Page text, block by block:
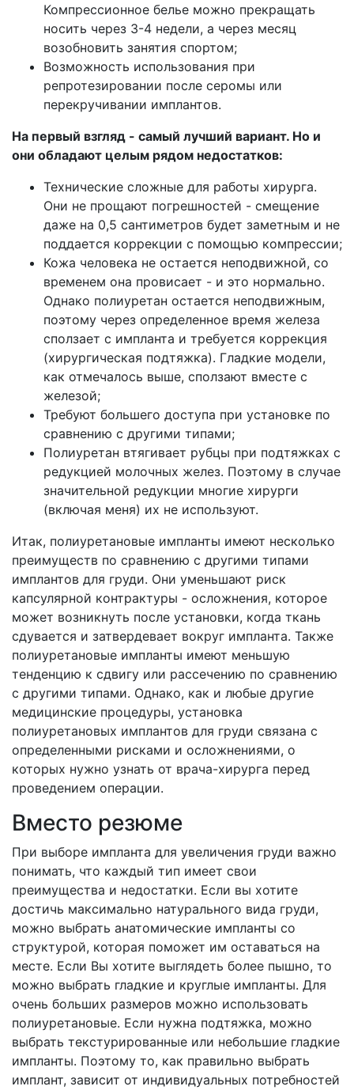
Компрессионное белье можно прекращать
носить через 3-4 недели, а через месяц
возобновить занятия спортом;
Возможность использования при
репротезировании после серомы или
перекручивании имплантов.
На первый взгляд - самый лучший вариант. Но и
они обладают целым рядом недостатков:
Технические сложные для работы хирурга.
Они не прощают погрешностей - смещение
даже на 0,5 сантиметров будет заметным и не
поддается коррекции с помощью компрессии;
Кожа человека не остается неподвижной, со
временем она провисает - и это нормально.
Однако полиуретан остается неподвижным,
поэтому через определенное время железа
сползает с импланта и требуется коррекция
(хирургическая подтяжка). Гладкие модели,
как отмечалось выше, сползают вместе с
железой;
Требуют большего доступа при установке по
сравнению с другими типами;
Полиуретан втягивает рубцы при подтяжках с
редукцией молочных желез. Поэтому в случае
значительной редукции многие хирурги
(включая меня) их не используют.
Итак, полиуретановые импланты имеют несколько
преимуществ по сравнению с другими типами
имплантов для груди. Они уменьшают риск
капсулярной контрактуры - осложнения, которое
может возникнуть после установки, когда ткань
сдувается и затвердевает вокруг импланта. Также
полиуретановые импланты имеют меньшую
тенденцию к сдвигу или рассечению по сравнению
с другими типами. Однако, как и любые другие
медицинские процедуры, установка
полиуретановых имплантов для груди связана с
определенными рисками и осложнениями, о
которых нужно узнать от врача-хирурга перед
проведением операции.
Вместо резюме
При выборе импланта для увеличения груди важно
понимать, что каждый тип имеет свои
преимущества и недостатки. Если вы хотите
достичь максимально натурального вида груди,
можно выбрать анатомические импланты со
структурой, которая поможет им оставаться на
месте. Если Вы хотите выглядеть более пышно, то
можно выбрать гладкие и круглые импланты. Для
очень больших размеров можно использовать
полиуретановые. Если нужна подтяжка, можно
выбрать текстурированные или небольшие гладкие
импланты. Поэтому то, как правильно выбрать
имплант, зависит от индивидуальных потребностей